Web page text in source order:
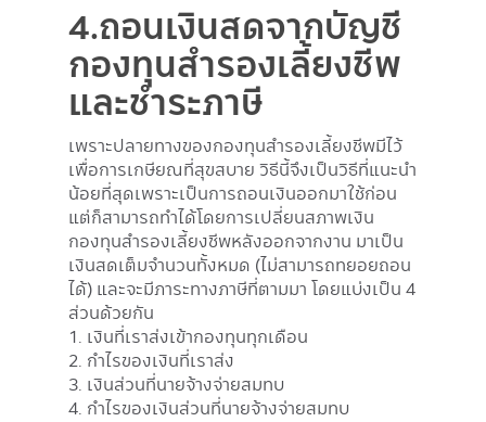
4.ถอนเงินสดจากบัญชี
กองทุนสำรองเลี้ยงชีพ
และชำระภาษี
เพราะปลายทางของกองทุนสำรองเลี้ยงชีพมีไว้
เพื่อการเกษียณที่สุขสบาย วิธีนี้จึงเป็นวิธีที่แนะนำ
น้อยที่สุดเพราะเป็นการถอนเงินออกมาใช้ก่อน
แต่ก็สามารถทำได้โดยการเปลี่ยนสภาพเงิน
กองทุนสำรองเลี้ยงชีพหลังออกจากงาน มาเป็น
เงินสดเต็มจำนวนทั้งหมด (ไม่สามารถทยอยถอน
ได้) และจะมีภาระทางภาษีที่ตามมา โดยแบ่งเป็น 4
ส่วนด้วยกัน
1. เงินที่เราส่งเข้ากองทุนทุกเดือน
2. กำไรของเงินที่เราส่ง
3. เงินส่วนที่นายจ้างจ่ายสมทบ
4. กำไรของเงินส่วนที่นายจ้างจ่ายสมทบ